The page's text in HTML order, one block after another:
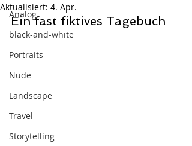
Analog
black-and-white
Portraits
Nude
Landscape
Travel
Storytelling
Aktualisiert: 4. Apr.
Ein fast fiktives Tagebuch